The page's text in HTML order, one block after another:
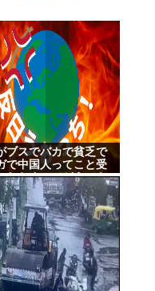
銃弾orドローン爆弾
っちまったなｗｗｗ
撃した結果www(※動
か「まだわからない
郎が増えたけどどっ
やばすぎwww
るんだが！脱毛モメ
ブスでバカで貧乏で
で中国人ってこと受
たらすべてどうでも
った